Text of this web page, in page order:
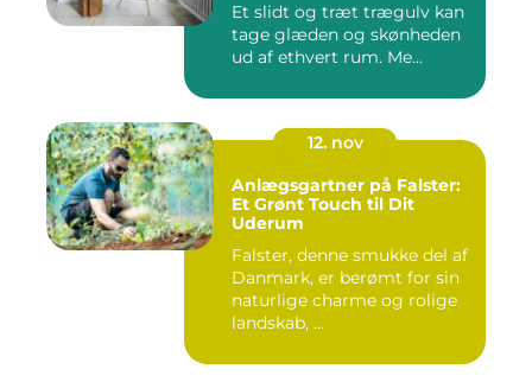
Et slidt og træt trægulv kan
tage glæden og skønheden
ud af ethvert rum. Me...
12. nov
Anlægsgartner på Falster:
Et Grønt Touch til Dit
Uderum
Falster, denne smukke del af
Danmark, er berømt for sin
naturlige charme og rolige
landskab, ...